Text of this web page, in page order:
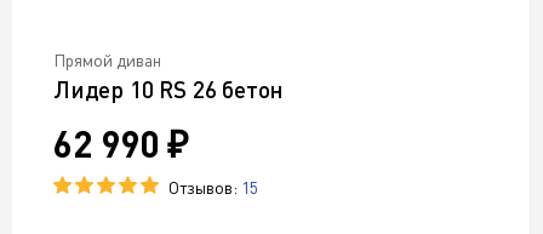
Прямой диван
Лидер 10 RS 26 бетон
62 990 ₽
Отзывов: 15